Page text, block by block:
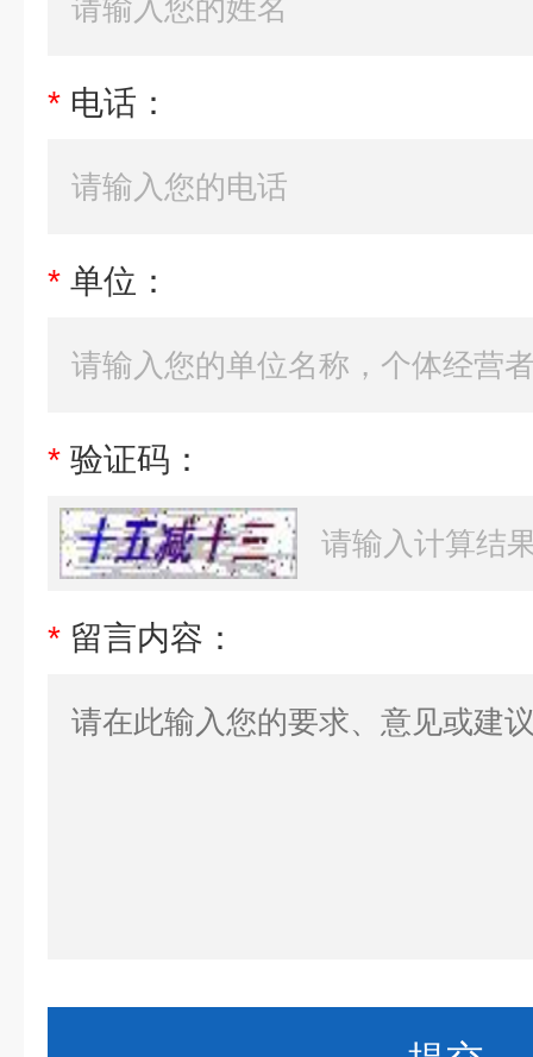
* 电话：
* 单位：
* 验证码：
* 留言内容：